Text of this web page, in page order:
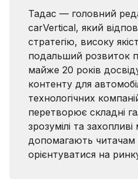
Тадас — головний
carVertical, який
стратегію, високу
подальший розвиток
майже 20 років
контенту для
технологічних
перетворює складні
зрозумілі та захопливі
допомагають
орієнтуватися на